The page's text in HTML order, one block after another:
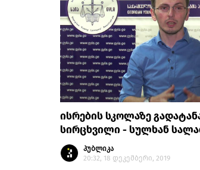
ისრების სკოლაზე
სირცხვილი - სულხან
პუბლიკა
20:32, 18 დეკემბერი, 2019